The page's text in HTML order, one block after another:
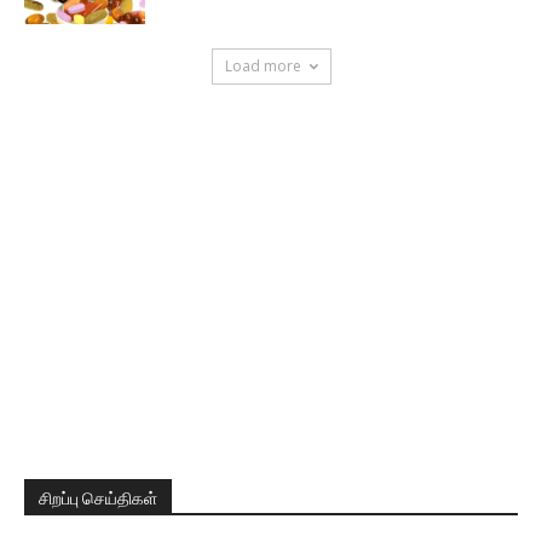
Load more
சிறப்பு செய்திகள்